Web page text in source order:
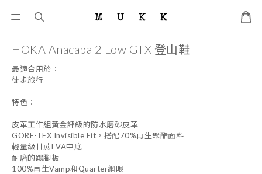
HOKA Anacapa 2 Low GTX 登山鞋
最適合用於：
徒步旅行
特色：
皮革工作組黃金評級的防水磨砂皮革
GORE-TEX Invisible Fit，搭配70%再生聚酯面料
輕量級甘蔗EVA中底
耐磨的踢腳板
100%再生Vamp和Quarter網眼